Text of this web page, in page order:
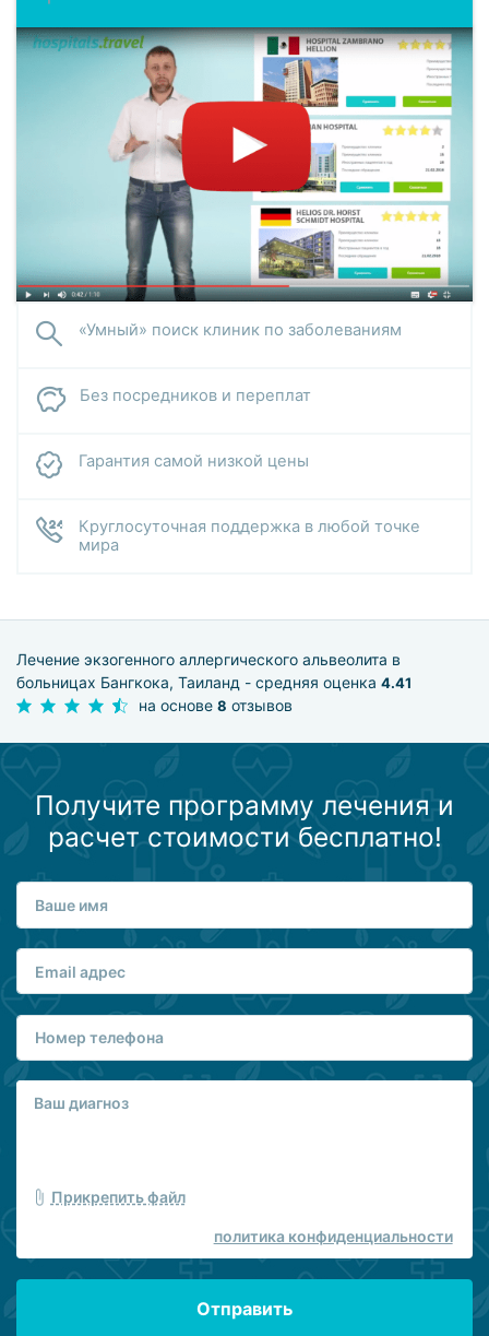
«Умный» поиск клиник по заболеваниям
Без посредников и переплат
Гарантия самой низкой цены
Круглосуточная поддержка в любой точке
мира
Лечение экзогенного аллергического альвеолита в
больницах Бангкока, Таиланд - средняя оценка 4.41
на основе 8 отзывов
Получите программу лечения и
расчет стоимости бесплатно!
Прикрепить файл
политика конфиденциальности
Отправить